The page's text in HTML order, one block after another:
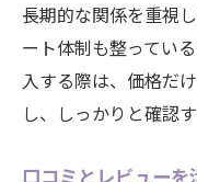
長期的な関係を重視
ート体制も整ってい
入する際は、価格だ
し、しっかりと確認
口コミとレビューを